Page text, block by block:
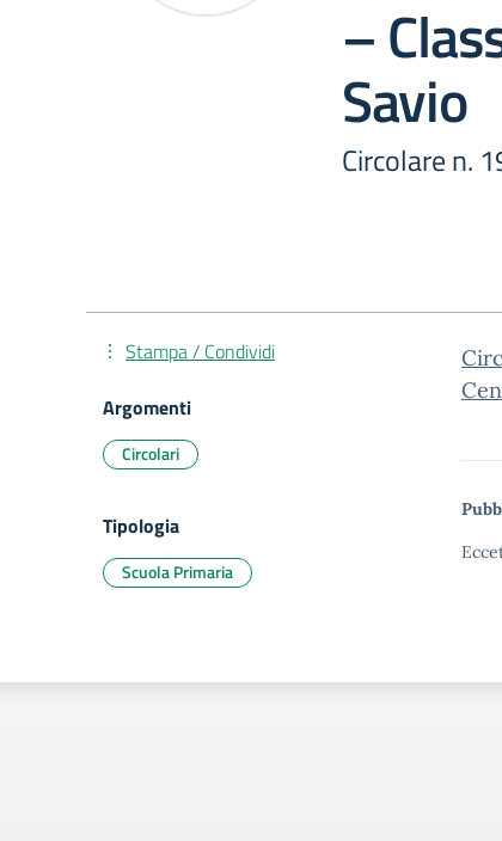
–
Savio
Circolare n.
Stampa / Condividi
Argomenti
Circolari
Tipologia
Scuola Primaria